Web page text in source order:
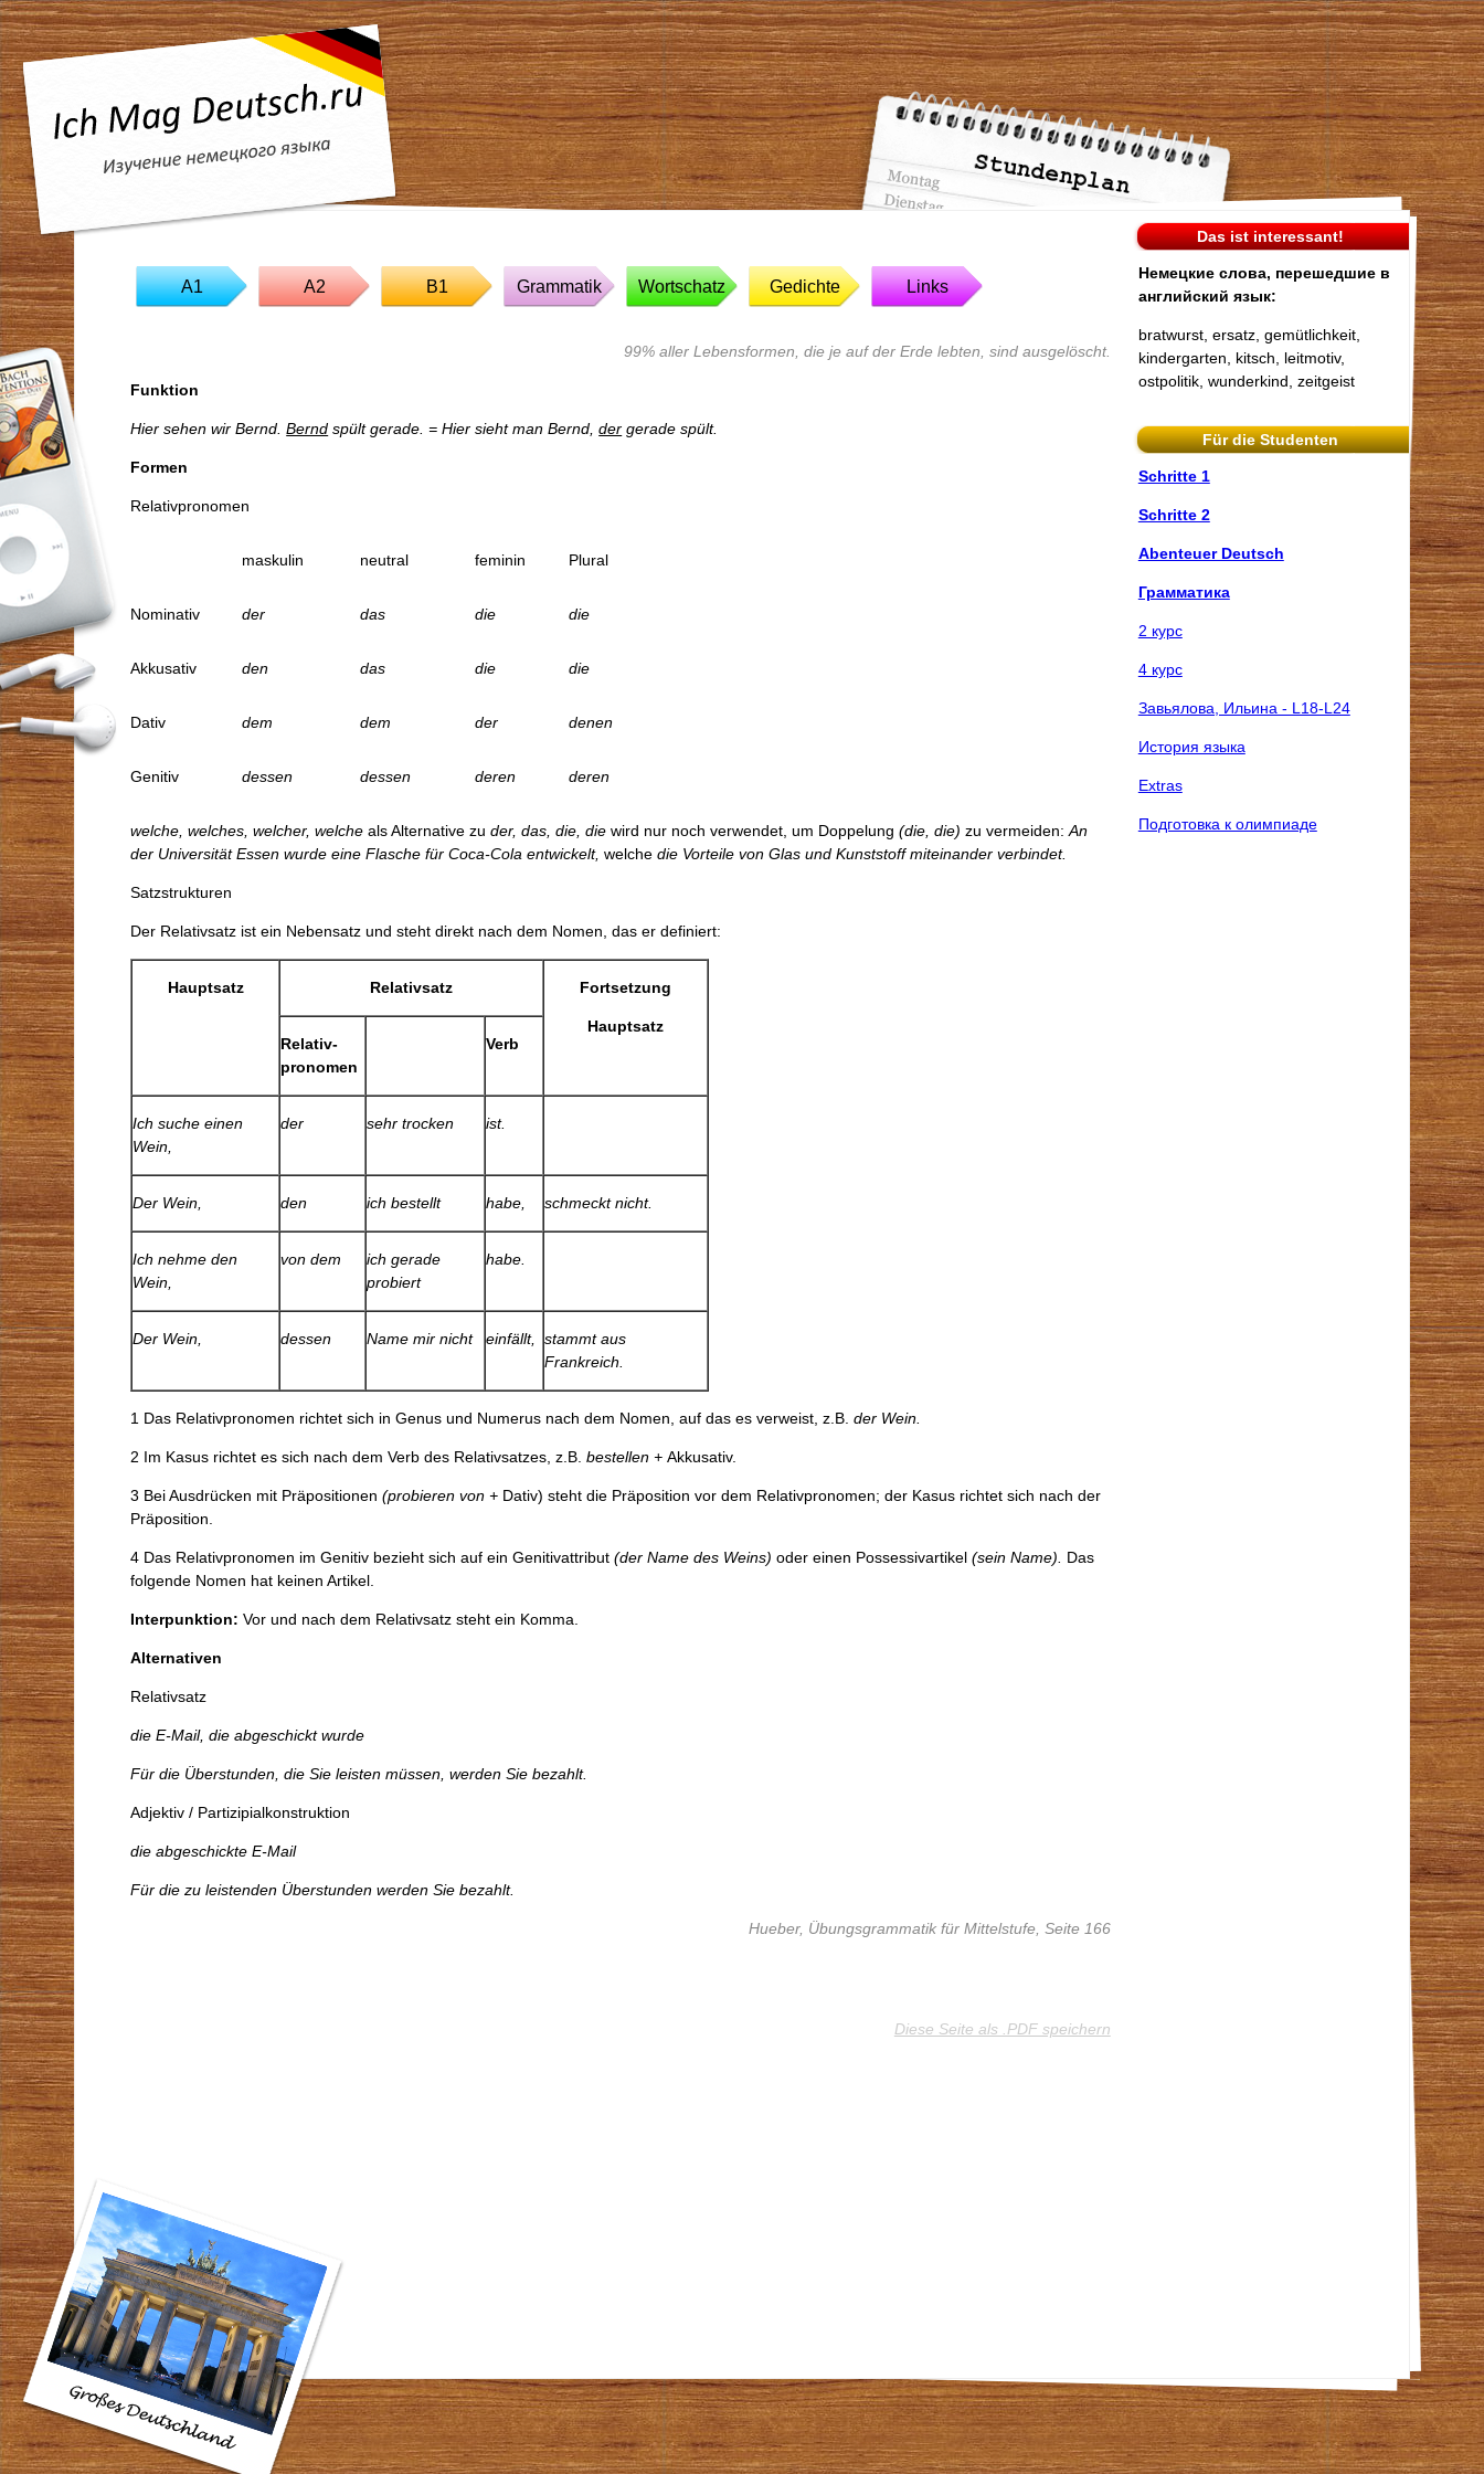
A1 A2 B1 Grammatik Wortschatz Gedichte Links
99% aller Lebensformen, die je auf der Erde lebten, sind ausgelöscht.
Funktion
Hier sehen wir Bernd.Bernd spült gerade. = Hier sieht man Bernd,der gerade spült.
Formen
Relativpronomen
maskulin neutral feminin Plural
Nominativ der das die die
Akkusativ den das die die
Dativ dem dem der denen
Genitiv dessen dessen deren deren
welche, welches, welcher, welcheals Alternative zuder, das, die, diewird nur noch verwen­det, um Doppelung(die, die)zu vermeiden:An
der Universität Essen wurde eine Flasche für Coca-Cola entwickelt,welchedie Vorteile von Glas und Kunststoff miteinander verbindet.
Satzstrukturen
Der Relativsatz ist ein Nebensatz und steht direkt nach dem Nomen, das er definiert:
Hauptsatz Relativsatz Fortsetzung
Hauptsatz
Relativ­
pronomen
Verb
Ich suche einen
Wein,
der sehr trocken ist.
Der Wein, den ich bestellt habe, schmeckt nicht.
Ich nehme den
Wein,
von dem
ich gerade
probiert
habe.
Der Wein, dessen Name mir nicht einfällt,
stammt aus
Frankreich.
1 Das Relativpronomen richtet sich in Genus und Numerus nach dem Nomen, auf das es verweist, z.B.der Wein.
2 Im Kasus richtet es sich nach dem Verb des Relativsatzes, z.B.bestellen +Akkusativ.
3 Bei Ausdrücken mit Präpositionen(probieren von + Dativ) steht die Präposition vor dem Relativpronomen; der Kasus richtet sich nach der
Präposition.
4 Das Relativpronomen im Genitiv bezieht sich auf ein Genitivattribut(der Name des Weins)oder einen Possessivartikel(sein Name). Das
folgende Nomen hat keinen Artikel.
Interpunktion: Vor und nach dem Relativsatz steht ein Komma.
Alternativen
Relativsatz
die E-Mail, die abgeschickt wurde
Für die Überstunden, die Sie leisten müssen, werden Sie bezahlt.
Adjektiv / Partizipialkonstruktion
die abgeschickte E-Mail
Für die zu leistenden Überstundenwerden Sie bezahlt.
Hueber, Übungsgrammatik für Mittelstufe, Seite 166
Diese Seite als .PDF speichern
Das ist interessant!
Немецкие слова, перешедшие в
английский язык:
bratwurst, ersatz, gemütlichkeit,
kindergarten, kitsch, leitmotiv,
ostpolitik, wunderkind, zeitgeist
Für die Studenten
Schritte 1
Schritte 2
Abenteuer Deutsch
Грамматика
2 курс
4 курс
Завьялова, Ильина - L18-L24
История языка
Extras
Подготовка к олимпиаде